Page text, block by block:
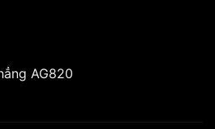
AG820